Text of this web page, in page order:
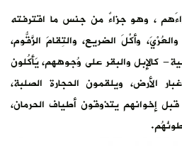
، وهو جزاءٌ من جنس ما اقترفته
وأكْلَ الضريع، والتِقامَ الزَّقُّوم،
كالإبل والبقر على وُجوههم، يَأكُلون
الأرض، ويلقمون الحجارة الصلبة،
إخوانهم يتذوقون أطياف الحرمان،